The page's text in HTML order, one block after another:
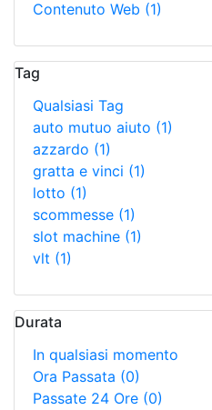
Contenuto Web (1)
Tag
Qualsiasi Tag
auto mutuo aiuto (1)
azzardo (1)
gratta e vinci (1)
lotto (1)
scommesse (1)
slot machine (1)
vlt (1)
Durata
In qualsiasi momento
Ora Passata (0)
Passate 24 Ore (0)